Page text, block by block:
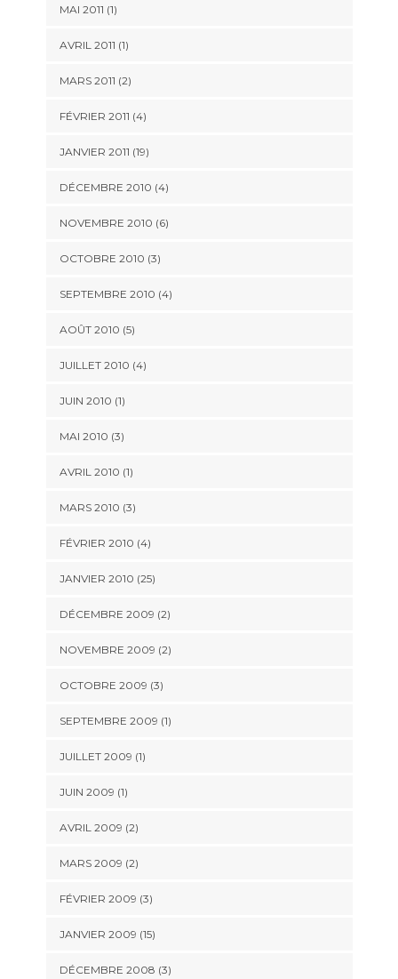
MAI 2011 (1)
AVRIL 2011 (1)
MARS 2011 (2)
FÉVRIER 2011 (4)
JANVIER 2011 (19)
DÉCEMBRE 2010 (4)
NOVEMBRE 2010 (6)
OCTOBRE 2010 (3)
SEPTEMBRE 2010 (4)
AOÛT 2010 (5)
JUILLET 2010 (4)
JUIN 2010 (1)
MAI 2010 (3)
AVRIL 2010 (1)
MARS 2010 (3)
FÉVRIER 2010 (4)
JANVIER 2010 (25)
DÉCEMBRE 2009 (2)
NOVEMBRE 2009 (2)
OCTOBRE 2009 (3)
SEPTEMBRE 2009 (1)
JUILLET 2009 (1)
JUIN 2009 (1)
AVRIL 2009 (2)
MARS 2009 (2)
FÉVRIER 2009 (3)
JANVIER 2009 (15)
DÉCEMBRE 2008 (3)